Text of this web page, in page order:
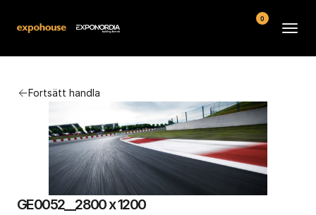
Fortsätt handla
GE0052__2800 x 1200
Kontakt
Köpvillkor
0